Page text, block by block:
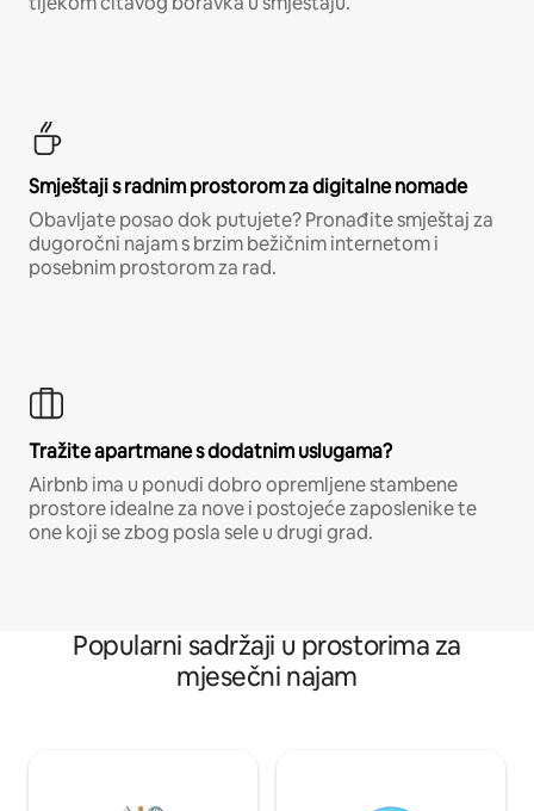
Smještaji s radnim prostorom za digitalne nomade
Obavljate posao dok putujete? Pronađite smještaj za
dugoročni najam s brzim bežičnim internetom i
posebnim prostorom za rad.
Tražite apartmane s dodatnim uslugama?
Airbnb ima u ponudi dobro opremljene stambene
prostore idealne za nove i postojeće zaposlenike te
one koji se zbog posla sele u drugi grad.
Popularni sadržaji u prostorima za
mjesečni najam